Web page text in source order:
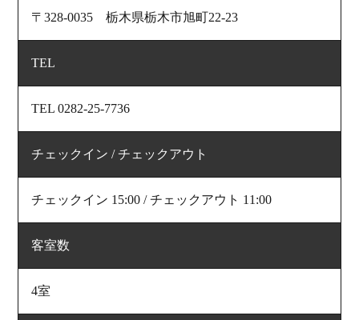
〒328-0035 栃木県栃木市旭町22-23
TEL
TEL 0282-25-7736
チェックイン / チェックアウト
チェックイン 15:00 / チェックアウト 11:00
客室数
4室